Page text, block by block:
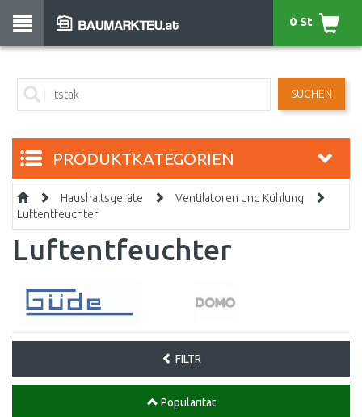
SUCHEN
0 St
PRODUKTKATEGORIEN
Haushaltsgeräte
Ventilatoren und Kühlung
Luftentfeuchter
Luftentfeuchter
FILTR
Popularität